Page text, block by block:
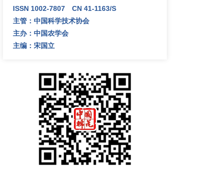
ISSN 1002-7807 CN 41-1163/S
主管：中国科学技术协会
主办：中国农学会
主编：宋国立